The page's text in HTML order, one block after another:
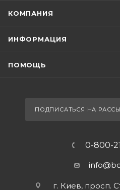
КОМПАНИЯ
ИНФОРМАЦИЯ
ПОМОЩЬ
ПОДПИСАТЬСЯ НА
0-800-
г. Киев, просп.